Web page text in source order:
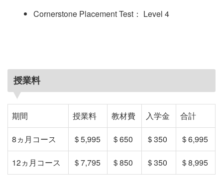
Cornerstone Placement Test： Level 4
授業料
期間 授業料 教材費 入学金 合計
8ヵ月コース ＄5,995 ＄650 ＄350 ＄6,995
12ヵ月コース ＄7,795 ＄850 ＄350 ＄8,995